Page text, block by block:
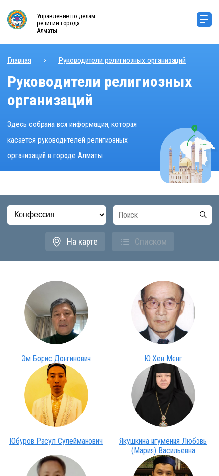
Управление по делам
религий города
Алматы
Главная > Руководители религиозных организаций
Руководители религиозных
организаций
Здесь собрана вся информация, которая
касается руководителей религиозных
организаций в городе Алматы
На карте Списком
Эм Борис Донгинович Ю Хен Менг
Юбуров Расул Сулейманович
Якушкина игумения Любовь
(Мария) Васильевна